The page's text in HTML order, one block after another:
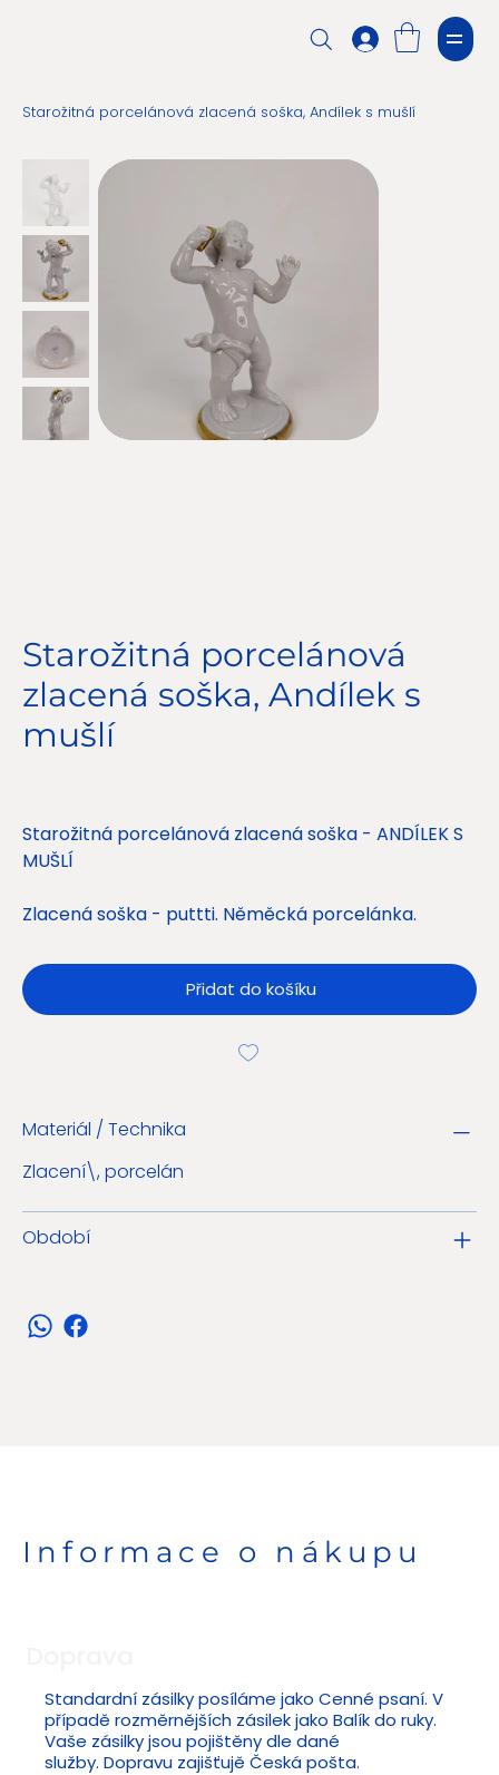
Starožitná porcelánová zlacená soška, Andílek s mušlí
Starožitná porcelánová
zlacená soška, Andílek s
mušlí
Starožitná porcelánová zlacená soška - ANDÍLEK S
MUŠLÍ
Zlacená soška - puttti. Něměcká porcelánka.
Přidat do košíku
Materiál / Technika
Zlacení\, porcelán
Období
Informace o nákupu
Standardní zásilky posíláme jako Cenné psaní. V
případě rozměrnějších zásilek jako Balík do ruky.
Vaše zásilky jsou pojištěny dle dané
služby. Dopravu zajišťujě Česká pošta.